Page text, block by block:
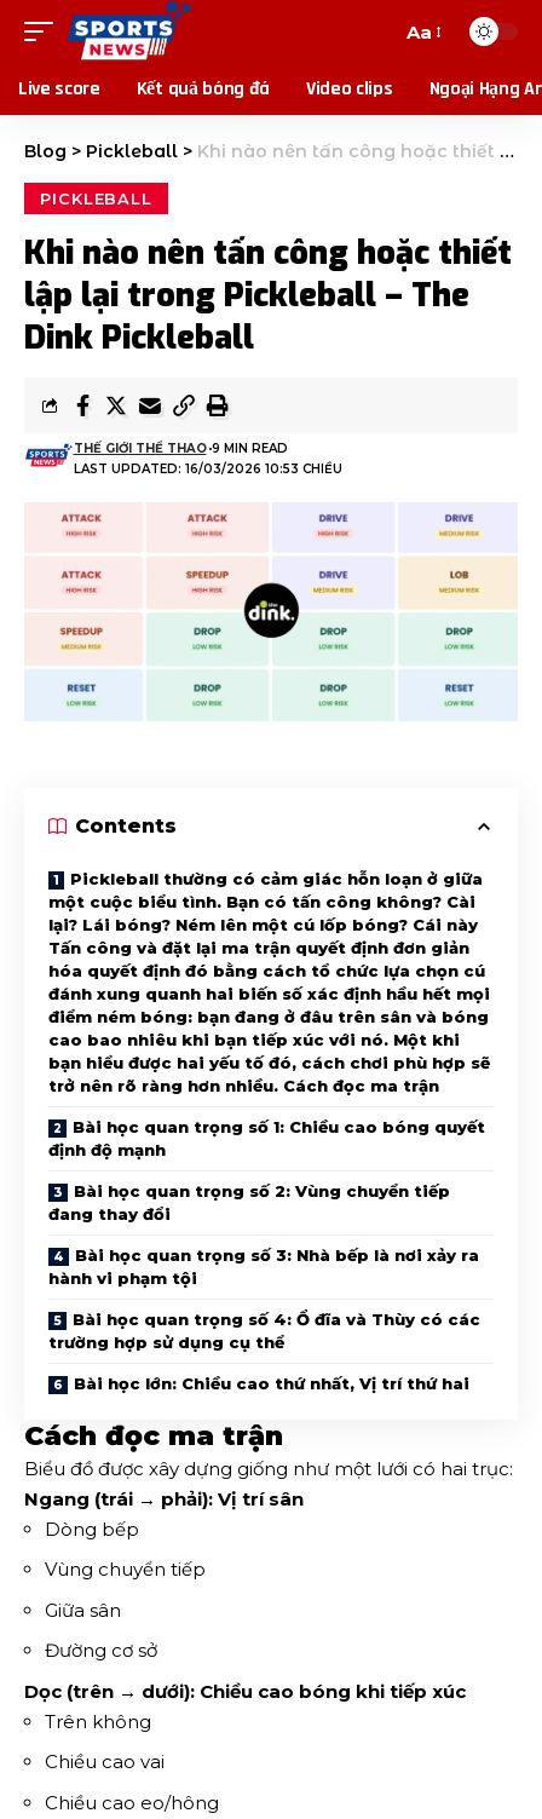
Aa
Live score Kết quả bóng đá Video clips Ngoại Hạng
Blog > Pickleball > Khi nào nên tấn công hoặc thiết lập lại trong Pickleball – The Dink Pickleball
PICKLEBALL
Khi nào nên tấn công hoặc thiết
lập lại trong Pickleball – The
Dink Pickleball
LAST UPDATED: 16/03/2026 10:53 CHIỀU
THẾ GIỚI THỂ THAO 9 MIN READ
Contents
Pickleball thường có cảm giác hỗn loạn ở giữa
một cuộc biểu tình. Bạn có tấn công không? Cài
lại? Lái bóng? Ném lên một cú lốp bóng? Cái này
Tấn công và đặt lại ma trận quyết định đơn giản
hóa quyết định đó bằng cách tổ chức lựa chọn cú
đánh xung quanh hai biến số xác định hầu hết mọi
điểm ném bóng: bạn đang ở đâu trên sân và bóng
cao bao nhiêu khi bạn tiếp xúc với nó. Một khi
bạn hiểu được hai yếu tố đó, cách chơi phù hợp sẽ
trở nên rõ ràng hơn nhiều. Cách đọc ma trận
Bài học quan trọng số 1: Chiều cao bóng quyết
định độ mạnh
Bài học quan trọng số 2: Vùng chuyển tiếp
đang thay đổi
Bài học quan trọng số 3: Nhà bếp là nơi xảy ra
hành vi phạm tội
Bài học quan trọng số 4: Ổ đĩa và Thùy có các
trường hợp sử dụng cụ thể
Bài học lớn: Chiều cao thứ nhất, Vị trí thứ hai
Cách đọc ma trận
Biểu đồ được xây dựng giống như một lưới có hai trục:
Ngang (trái → phải): Vị trí sân
Dòng bếp
Vùng chuyển tiếp
Giữa sân
Đường cơ sở
Dọc (trên → dưới): Chiều cao bóng khi tiếp xúc
Trên không
Chiều cao vai
Chiều cao eo/hông